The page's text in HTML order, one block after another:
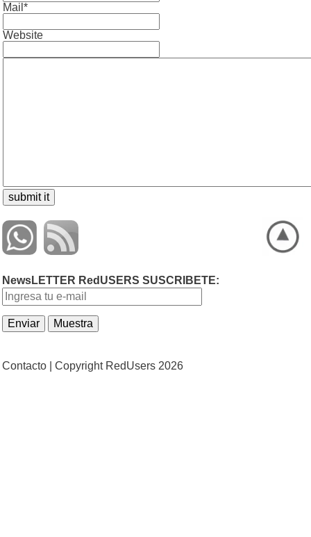
Mail*
Website
NewsLETTER RedUSERS SUSCRIBETE:
Contacto | Copyright RedUsers 2026